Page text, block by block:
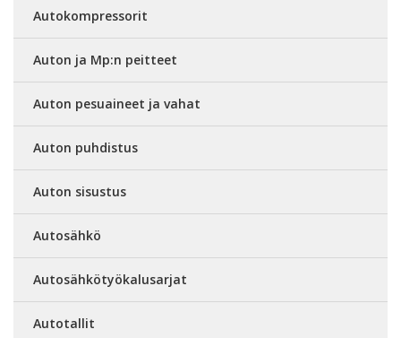
Autokompressorit
Auton ja Mp:n peitteet
Auton pesuaineet ja vahat
Auton puhdistus
Auton sisustus
Autosähkö
Autosähkötyökalusarjat
Autotallit